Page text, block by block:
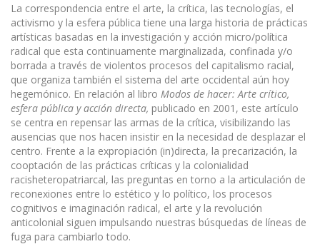
La correspondencia entre el arte, la crítica, las tecnologías, el
activismo y la esfera pública tiene una larga historia de prácticas
artísticas basadas en la investigación y acción micro/política
radical que esta continuamente marginalizada, confinada y/o
borrada a través de violentos procesos del capitalismo racial,
que organiza también el sistema del arte occidental aún hoy
hegemónico. En relación al libro Modos de hacer: Arte crítico,
esfera pública y acción directa, publicado en 2001, este artículo
se centra en repensar las armas de la crítica, visibilizando las
ausencias que nos hacen insistir en la necesidad de desplazar el
centro. Frente a la expropiación (in)directa, la precarización, la
cooptación de las prácticas críticas y la colonialidad
racisheteropatriarcal, las preguntas en torno a la articulación de
reconexiones entre lo estético y lo político, los procesos
cognitivos e imaginación radical, el arte y la revolución
anticolonial siguen impulsando nuestras búsquedas de líneas de
fuga para cambiarlo todo.